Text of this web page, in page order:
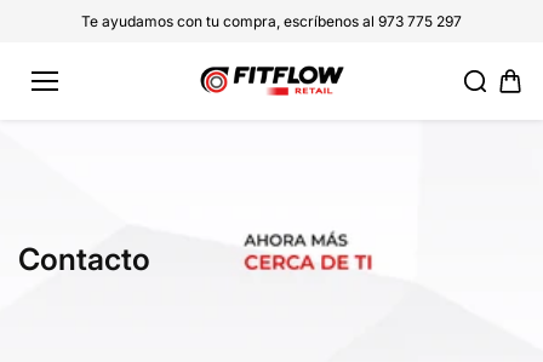
conteniTe ayudamos con tu compra, escríbenos al 973 775 297
Contacto